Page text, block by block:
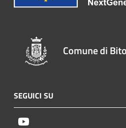
Comune di
SEGUICI SU